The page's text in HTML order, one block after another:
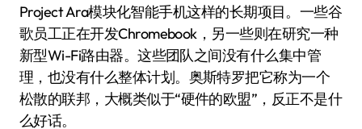
Project Ara模块化智能手机这样的长期项目。一些谷
歌员工正在开发Chromebook，另一些则在研究一种
新型Wi-Fi路由器。这些团队之间没有什么集中管
理，也没有什么整体计划。奥斯特罗把它称为一个
松散的联邦，大概类似于“硬件的欧盟”，反正不是什
么好话。